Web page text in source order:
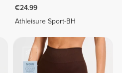
€24.99
Athleisure Sport-BH